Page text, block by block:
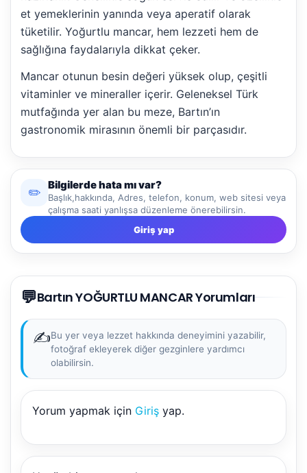
et yemeklerinin yanında veya aperatif olarak
tüketilir. Yoğurtlu mancar, hem lezzeti hem de
sağlığına faydalarıyla dikkat çeker.
Mancar otunun besin değeri yüksek olup, çeşitli
vitaminler ve mineraller içerir. Geleneksel Türk
mutfağında yer alan bu meze, Bartın’ın
gastronomik mirasının önemli bir parçasıdır.
✏️
Bilgilerde hata mı var?
Başlık,hakkında, Adres, telefon, konum, web sitesi veya
çalışma saati yanlışsa düzenleme önerebilirsin.
Giriş yap
💬Bartın YOĞURTLU MANCAR Yorumları
✍️Bu yer veya lezzet hakkında deneyimini yazabilir,
fotoğraf ekleyerek diğer gezginlere yardımcı
olabilirsin.
Yorum yapmak için Giriş yap.
NBY Akıllı Asistan
AI kullanmadan, sitedeki gerçek yerlerle akıllı rota
önerir.
Şehir / ilçe
🏛️ Tarihi 🌿 Doğa 👨‍👩‍👧 Aile/Çocuk